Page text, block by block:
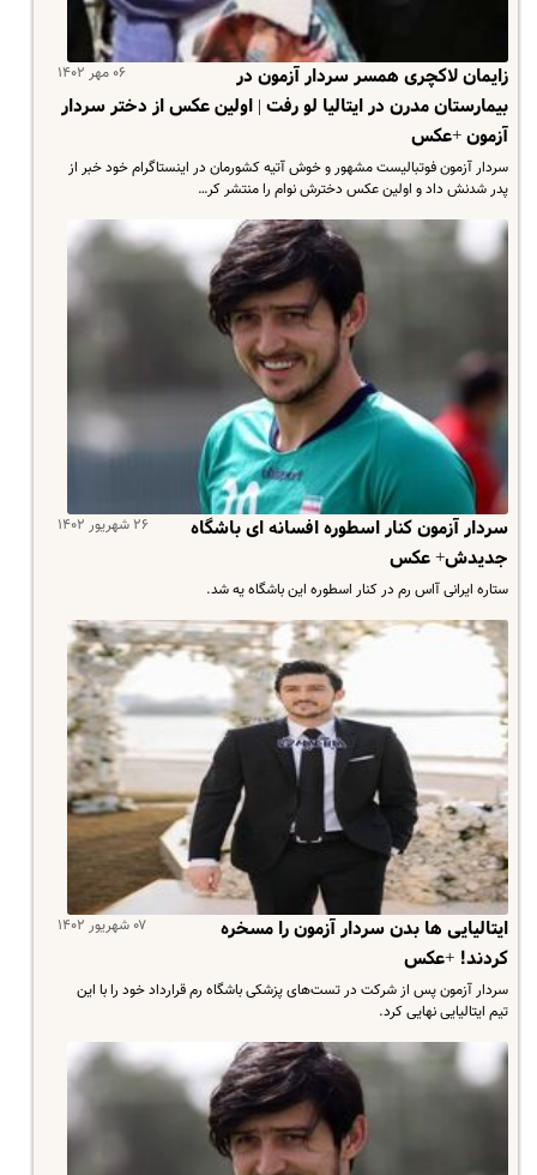
۰۶ مهر ۱۴۰۲
زایمان لاکچری همسر سردار آزمون در
بیمارستان مدرن در ایتالیا لو رفت | اولین عکس از دختر سردار
آزمون +عکس
سردار آزمون فوتبالیست مشهور و خوش آتیه کشورمان در اینستاگرام خود خبر از
پدر شدنش داد و اولین عکس دخترش نوام را منتشر کر…
۲۶ شهریور ۱۴۰۲
سردار آزمون کنار اسطوره افسانه ای باشگاه
جدیدش+ عکس
ستاره ایرانی آاس رم در کنار اسطوره این باشگاه یه شد.
۰۷ شهریور ۱۴۰۲
ایتالیایی ها بدن سردار آزمون را مسخره
کردند! +عکس
سردار آزمون پس از شرکت در تست‌های پزشکی باشگاه رم قرارداد خود را با این
تیم ایتالیایی نهایی کرد.